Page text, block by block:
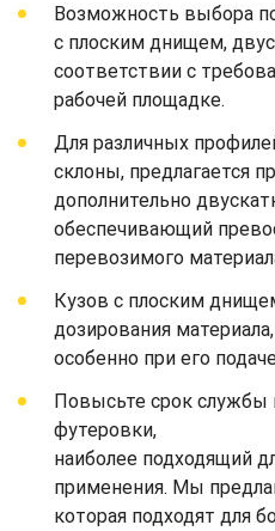
Возможность выбора
с плоским днищем,
соответствии с
рабочей площадке.
Для различных
склоны, предлагается
дополнительно
обеспечивающий
перевозимого
Кузов с плоским
дозирования материала,
особенно при его
Повысьте срок службы
футеровки,
наиболее подходящий
применения. Мы
которая подходят для